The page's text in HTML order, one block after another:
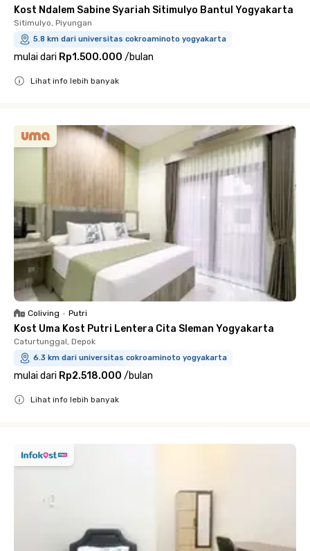
Kost Ndalem Sabine Syariah Sitimulyo Bantul Yogyakarta
Sitimulyo, Piyungan
5.8 km dari universitas cokroaminoto yogyakarta
mulai dari Rp1.500.000 /bulan
Lihat info lebih banyak
Coliving • Putri
Kost Uma Kost Putri Lentera Cita Sleman Yogyakarta
Caturtunggal, Depok
6.3 km dari universitas cokroaminoto yogyakarta
mulai dari Rp2.518.000 /bulan
Lihat info lebih banyak